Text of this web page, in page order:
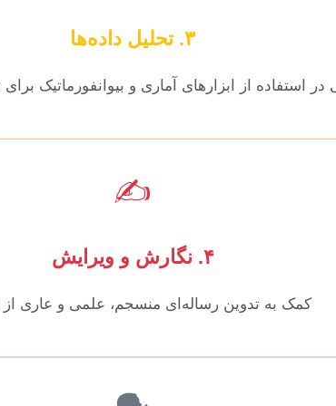
۳. تحلیل داده‌ها
در استفاده از ابزارهای آماری و بیوانفورماتیک برای
✍️
۴. نگارش و ویرایش
کمک به تدوین رساله‌ای منسجم، علمی و عاری